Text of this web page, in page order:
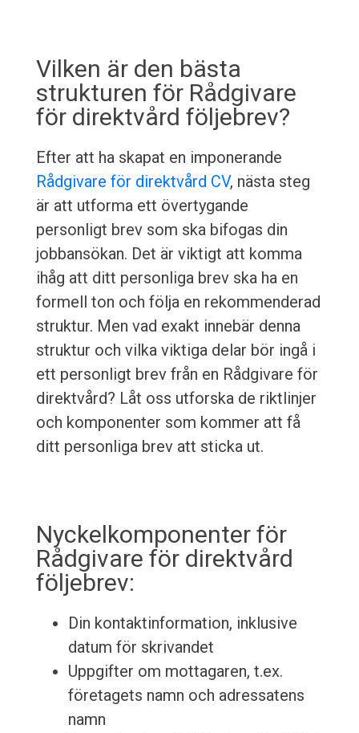
Vilken är den bästa
strukturen för Rådgivare
för direktvård följebrev?
Efter att ha skapat en imponerande
Rådgivare för direktvård CV, nästa steg
är att utforma ett övertygande
personligt brev som ska bifogas din
jobbansökan. Det är viktigt att komma
ihåg att ditt personliga brev ska ha en
formell ton och följa en rekommenderad
struktur. Men vad exakt innebär denna
struktur och vilka viktiga delar bör ingå i
ett personligt brev från en Rådgivare för
direktvård? Låt oss utforska de riktlinjer
och komponenter som kommer att få
ditt personliga brev att sticka ut.
Nyckelkomponenter för
Rådgivare för direktvård
följebrev:
Din kontaktinformation, inklusive
datum för skrivandet
Uppgifter om mottagaren, t.ex.
företagets namn och adressatens
namn